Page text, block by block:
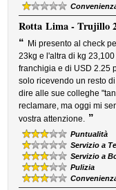
RottaLima - Trujillo
“ Mi presento al check
23kg e l'altra di kg
franchigia e di USD 2.25
solo ricevendo un resto
dire alle sue colleghe
reclamare, ma oggi mi
vostra attenzione. ”
Puntualità
Servizio a
Servizio a
Pulizia